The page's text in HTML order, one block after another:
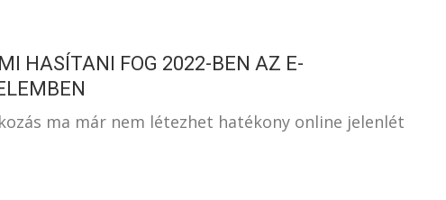
HASÍTANI FOG 2022-BEN AZ E-
ma már nem létezhet hatékony online jelenlét